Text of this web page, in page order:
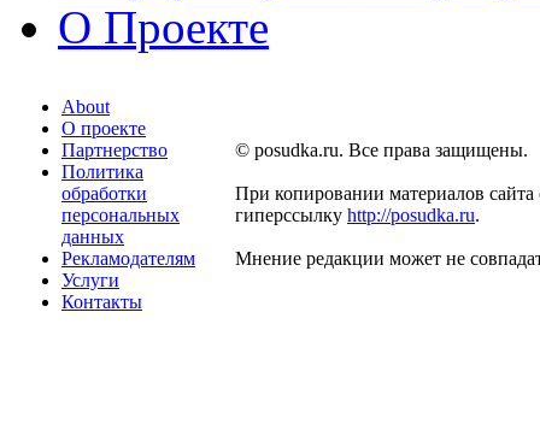
О Проекте
About
О проекте
Партнерство
Политика
обработки
персональных
данных
Рекламодателям
Услуги
Контакты
© posudka.ru. Все права защищены.
При копировании материалов сайта
гиперссылку http://posudka.ru.
Мнение редакции может не